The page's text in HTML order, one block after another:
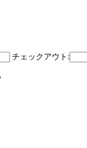
チェックアウト: